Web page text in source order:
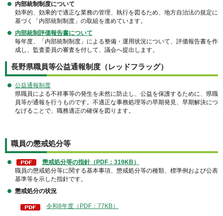
内部統制制度について
効率的、効果的で適正な業務の管理、執行を図るため、地方自治法の規定に
基づく「内部統制制度」の取組を進めています。
内部統制評価報告書について
毎年度、「内部統制制度」による整備・運用状況について、評価報告書を作
成し、監査委員の審査を付して、議会へ提出します。
長野県職員等公益通報制度（レッドフラッグ）
公益通報制度
県職員による不祥事等の発生を未然に防止し、公益を保護するために、県職
員等が通報を行うものです。不適正な事務処理等の早期発見、早期解決につ
なげることで、職務適正の確保を図ります。
職員の懲戒処分等
懲戒処分等の指針（PDF：319KB）
職員の懲戒処分等に関する基本事項、懲戒処分等の種類、標準例および公表
基準等を示した指針です。
懲戒処分の状況
令和8年度（PDF：77KB）